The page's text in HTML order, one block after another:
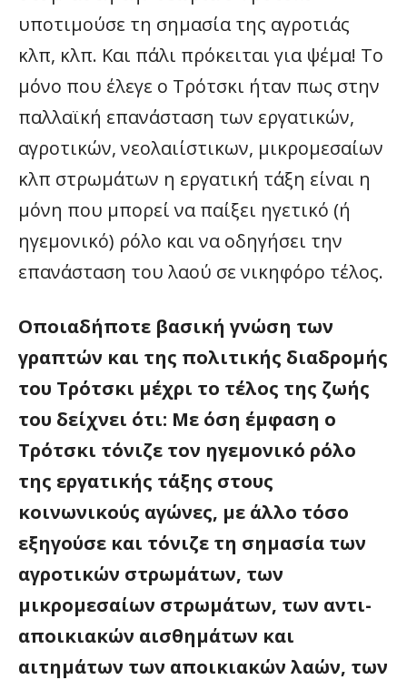
υποτιμούσε τη σημασία της αγροτιάς
κλπ, κλπ. Και πάλι πρόκειται για ψέμα! Το
μόνο που έλεγε ο Τρότσκι ήταν πως στην
παλλαϊκή επανάσταση των εργατικών,
αγροτικών, νεολαιίστικων, μικρομεσαίων
κλπ στρωμάτων η εργατική τάξη είναι η
μόνη που μπορεί να παίξει ηγετικό (ή
ηγεμονικό) ρόλο και να οδηγήσει την
επανάσταση του λαού σε νικηφόρο τέλος.
Οποιαδήποτε βασική γνώση των
γραπτών και της πολιτικής διαδρομής
του Τρότσκι μέχρι το τέλος της ζωής
του δείχνει ότι: Με όση έμφαση ο
Τρότσκι τόνιζε τον ηγεμονικό ρόλο
της εργατικής τάξης στους
κοινωνικούς αγώνες, με άλλο τόσο
εξηγούσε και τόνιζε τη σημασία των
αγροτικών στρωμάτων, των
μικρομεσαίων στρωμάτων, των αντι-
αποικιακών αισθημάτων και
αιτημάτων των αποικιακών λαών, των